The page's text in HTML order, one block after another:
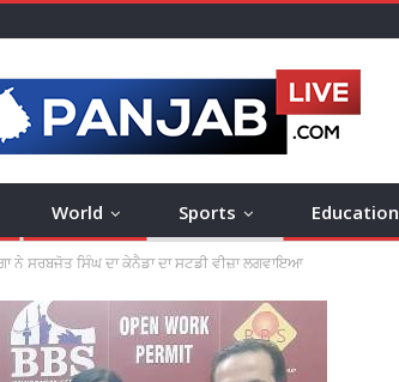
World Sports Education
ਸਰਬਜੋਤ ਸਿੰਘ ਦਾ ਕੇਨੈਡਾ ਦਾ ਸਟਡੀ ਵੀਜ਼ਾ ਲਗਵਾਇਆ